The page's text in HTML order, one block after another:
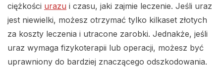
ciężkości urazu i czasu, jaki zajmie leczenie. Jeśli uraz
jest niewielki, możesz otrzymać tylko kilkaset złotych
za koszty leczenia i utracone zarobki. Jednakże, jeśli
uraz wymaga fizykoterapii lub operacji, możesz być
uprawniony do bardziej znaczącego odszkodowania.